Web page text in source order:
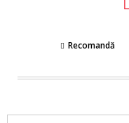
Recomandă